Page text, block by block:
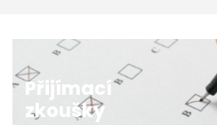
Přijímací
zkoušky